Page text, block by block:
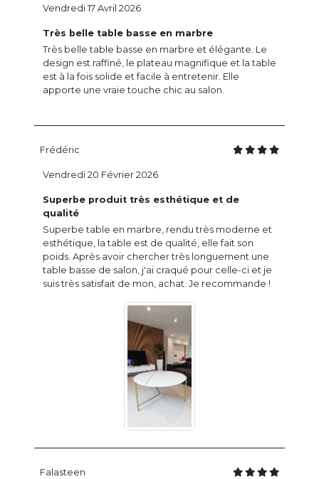
Très belle table basse en marbre
Très belle table basse en marbre et élégante. Le
design est raffiné, le plateau magnifique et la table
est à la fois solide et facile à entretenir. Elle
apporte une vraie touche chic au salon.
Vendredi 17 Avril 2026
Frédéric
Superbe produit très esthétique et de
qualité
Superbe table en marbre, rendu très moderne et
esthétique, la table est de qualité, elle fait son
poids. Après avoir chercher très longuement une
table basse de salon, j'ai craqué pour celle-ci et je
suis très satisfait de mon, achat. Je recommande !
Vendredi 20 Février 2026
Falasteen